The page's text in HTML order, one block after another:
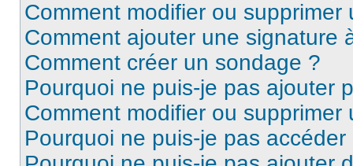
Comment modifier ou supprimer
Comment ajouter une signature
Comment créer un sondage ?
Pourquoi ne puis-je pas ajouter
Comment modifier ou supprimer
Pourquoi ne puis-je pas